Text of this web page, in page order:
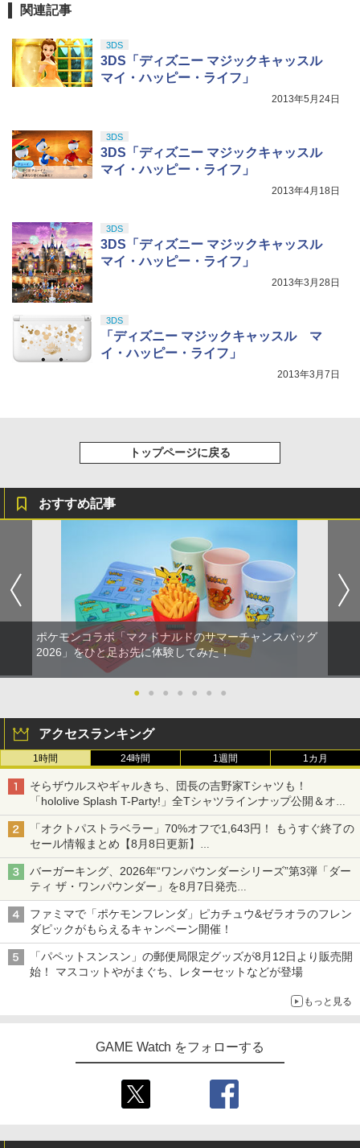
関連記事
3DS
3DS「ディズニー マジックキャッスル
マイ・ハッピー・ライフ」
2013年5月24日
3DS
3DS「ディズニー マジックキャッスル
マイ・ハッピー・ライフ」
2013年4月18日
3DS
3DS「ディズニー マジックキャッスル
マイ・ハッピー・ライフ」
2013年3月28日
3DS
「ディズニー マジックキャッスル マ
イ・ハッピー・ライフ」
2013年3月7日
トップページに戻る
おすすめ記事
ポケモンコラボ「マクドナルドのサマーチャンスバッグ
2026」をひと足お先に体験してみた！
● ● ● ● ● ● ●
アクセスランキング
1時間 24時間 1週間 1カ月
そらザウルスやギャルきち、団長の吉野家Tシャツも！
「hololive Splash T-Party!」全Tシャツラインナップ公開＆オン
ライン販売開始
「オクトパストラベラー」70%オフで1,643円！ もうすぐ終了の
セール情報まとめ【8月8日更新】
ニンテンドーeショップでは「大神 絶景版」が67%オフで990円
バーガーキング、2026年“ワンパウンダーシリーズ”第3弾「ダー
ティ ザ・ワンパウンダー」を8月7日発売
「特製ガーリックマヨソース」を使用した超大型チーズバーガー
ファミマで「ポケモンフレンダ」ピカチュウ&ゼラオラのフレン
ダピックがもらえるキャンペーン開催！
「パペットスンスン」の郵便局限定グッズが8月12日より販売開
始！ マスコットやがまぐち、レターセットなどが登場
もっと見る
GAME Watch をフォローする